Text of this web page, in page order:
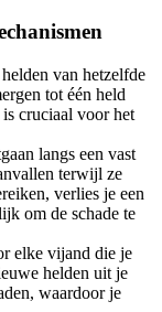
van hetzelfde
tot één held
cruciaal voor het
langs een vast
terwijl ze
verlies je een
om de schade te
elke vijand die je
helden uit je
waardoor je